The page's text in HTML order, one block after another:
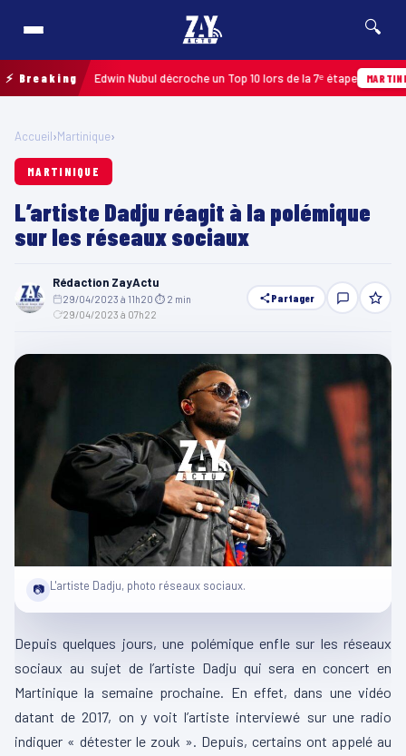
🔍
⚡ Breaking
2026 : Edwin Nubul décroche un Top 10 lors de la 7ᵉ étape MARTINIQUE
Accueil›Martinique›
MARTINIQUE
L’artiste Dadju réagit à la polémique
sur les réseaux sociaux
Rédaction ZayActu
29/04/2023 à 11h20 ⏱ 2 min
29/04/2023 à 07h22
Partager
📷 L'artiste Dadju, photo réseaux sociaux.
Depuis quelques jours, une polémique enfle sur les réseaux
sociaux au sujet de l’artiste Dadju qui sera en concert en
Martinique la semaine prochaine. En effet, dans une vidéo
datant de 2017, on y voit l’artiste interviewé sur une radio
indiquer « détester le zouk ». Depuis, certains ont appelé au